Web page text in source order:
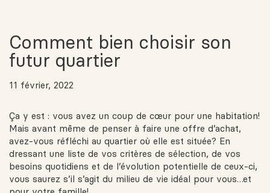
Comment bien choisir son
futur quartier
11 février, 2022
Ça y est : vous avez un coup de cœur pour une habitation!
Mais avant même de penser à faire une offre d’achat,
avez-vous réfléchi au quartier où elle est située? En
dressant une liste de vos critères de sélection, de vos
besoins quotidiens et de l’évolution potentielle de ceux-ci,
vous saurez s’il s’agit du milieu de vie idéal pour vous…et